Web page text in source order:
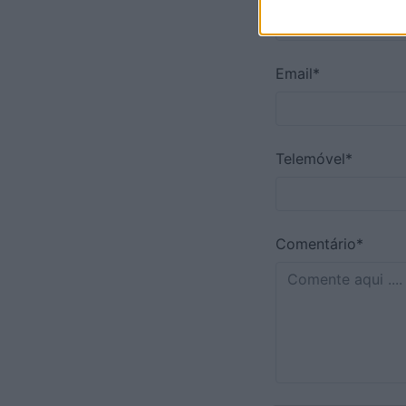
Email*
Telemóvel*
Comentário*